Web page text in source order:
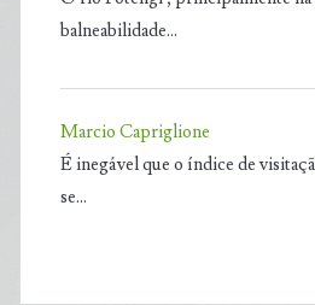
balneabilidade…
Marcio Capriglione
É inegável que o índice de
se…